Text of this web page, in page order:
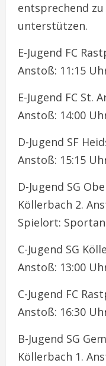
entsprechend zu
E-Jugend FC
Anstoß: 11:15
E-Jugend FC St.
Anstoß: 14:00
D-Jugend SF
Anstoß: 15:15
D-Jugend SG
Köllerbach 2.
Spielort:
C-Jugend SG
Anstoß: 13:00
C-Jugend FC
Anstoß: 16:30
B-Jugend SG
Köllerbach 1.